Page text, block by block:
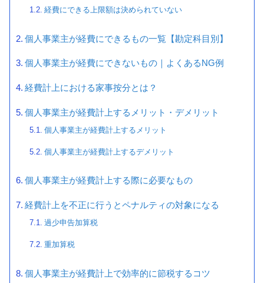
経費にできる上限額は決められていない
個人事業主が経費にできるもの一覧【勘定科目別】
個人事業主が経費にできないもの｜よくあるNG例
経費計上における家事按分とは？
個人事業主が経費計上するメリット・デメリット
個人事業主が経費計上するメリット
個人事業主が経費計上するデメリット
個人事業主が経費計上する際に必要なもの
経費計上を不正に行うとペナルティの対象になる
過少申告加算税
重加算税
個人事業主が経費計上で効率的に節税するコツ